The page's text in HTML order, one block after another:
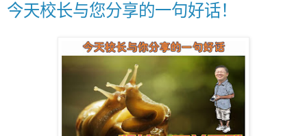
今天校长与您分享的一句好话！